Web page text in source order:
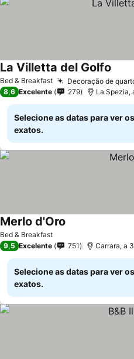
Bed & Breakfast Decoração de
La Villetta del Golfo
8,6 Excelente 279 La Spezia,
Selecione as datas para ver
exatos.
Bed & Breakfast
Merlo d'Oro
9,5 Excelente 751 Carrara, a
Selecione as datas para ver
exatos.